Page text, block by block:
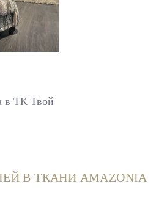
в ТК Твой
В ТКАНИ AMAZONIA